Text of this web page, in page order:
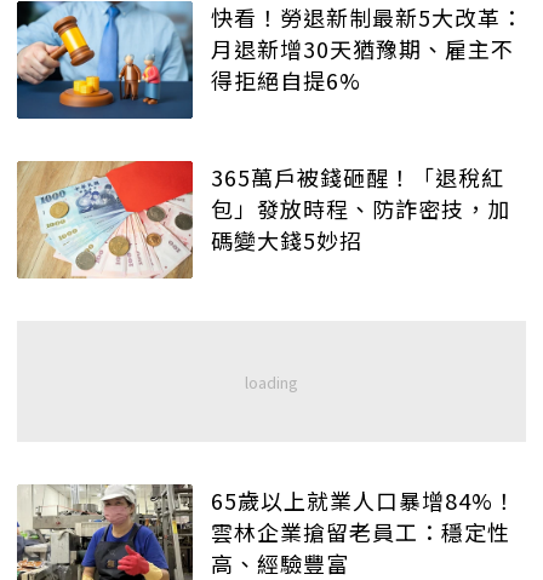
快看！勞退新制最新5大改革：
月退新增30天猶豫期、雇主不
得拒絕自提6%
365萬戶被錢砸醒！「退稅紅
包」發放時程、防詐密技，加
碼變大錢5妙招
65歲以上就業人口暴增84%！
雲林企業搶留老員工：穩定性
高、經驗豐富